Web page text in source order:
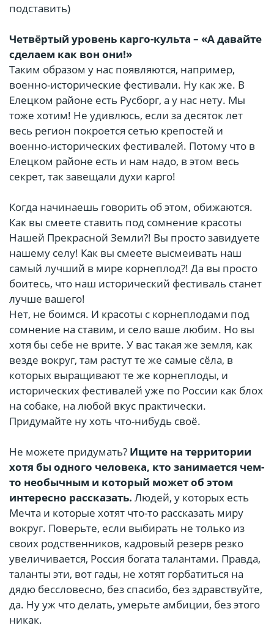
подставить)
Четвёртый уровень карго-культа – «А давайте
сделаем как вон они!»
Таким образом у нас появляются, например,
военно-исторические фестивали. Ну как же. В
Елецком районе есть Русборг, а у нас нету. Мы
тоже хотим! Не удивлюсь, если за десяток лет
весь регион покроется сетью крепостей и
военно-исторических фестивалей. Потому что в
Елецком районе есть и нам надо, в этом весь
секрет, так завещали духи карго!
Когда начинаешь говорить об этом, обижаются.
Как вы смеете ставить под сомнение красоты
Нашей Прекрасной Земли?! Вы просто завидуете
нашему селу! Как вы смеете высмеивать наш
самый лучший в мире корнеплод?! Да вы просто
боитесь, что наш исторический фестиваль станет
лучше вашего!
Нет, не боимся. И красоты с корнеплодами под
сомнение на ставим, и село ваше любим. Но вы
хотя бы себе не врите. У вас такая же земля, как
везде вокруг, там растут те же самые сёла, в
которых выращивают те же корнеплоды, и
исторических фестивалей уже по России как блох
на собаке, на любой вкус практически.
Придумайте ну хоть что-нибудь своё.
Не можете придумать? Ищите на территории
хотя бы одного человека, кто занимается чем-
то необычным и который может об этом
интересно рассказать. Людей, у которых есть
Мечта и которые хотят что-то рассказать миру
вокруг. Поверьте, если выбирать не только из
своих родственников, кадровый резерв резко
увеличивается, Россия богата талантами. Правда,
таланты эти, вот гады, не хотят горбатиться на
дядю бессловесно, без спасибо, без здравствуйте,
да. Ну уж что делать, умерьте амбиции, без этого
никак.